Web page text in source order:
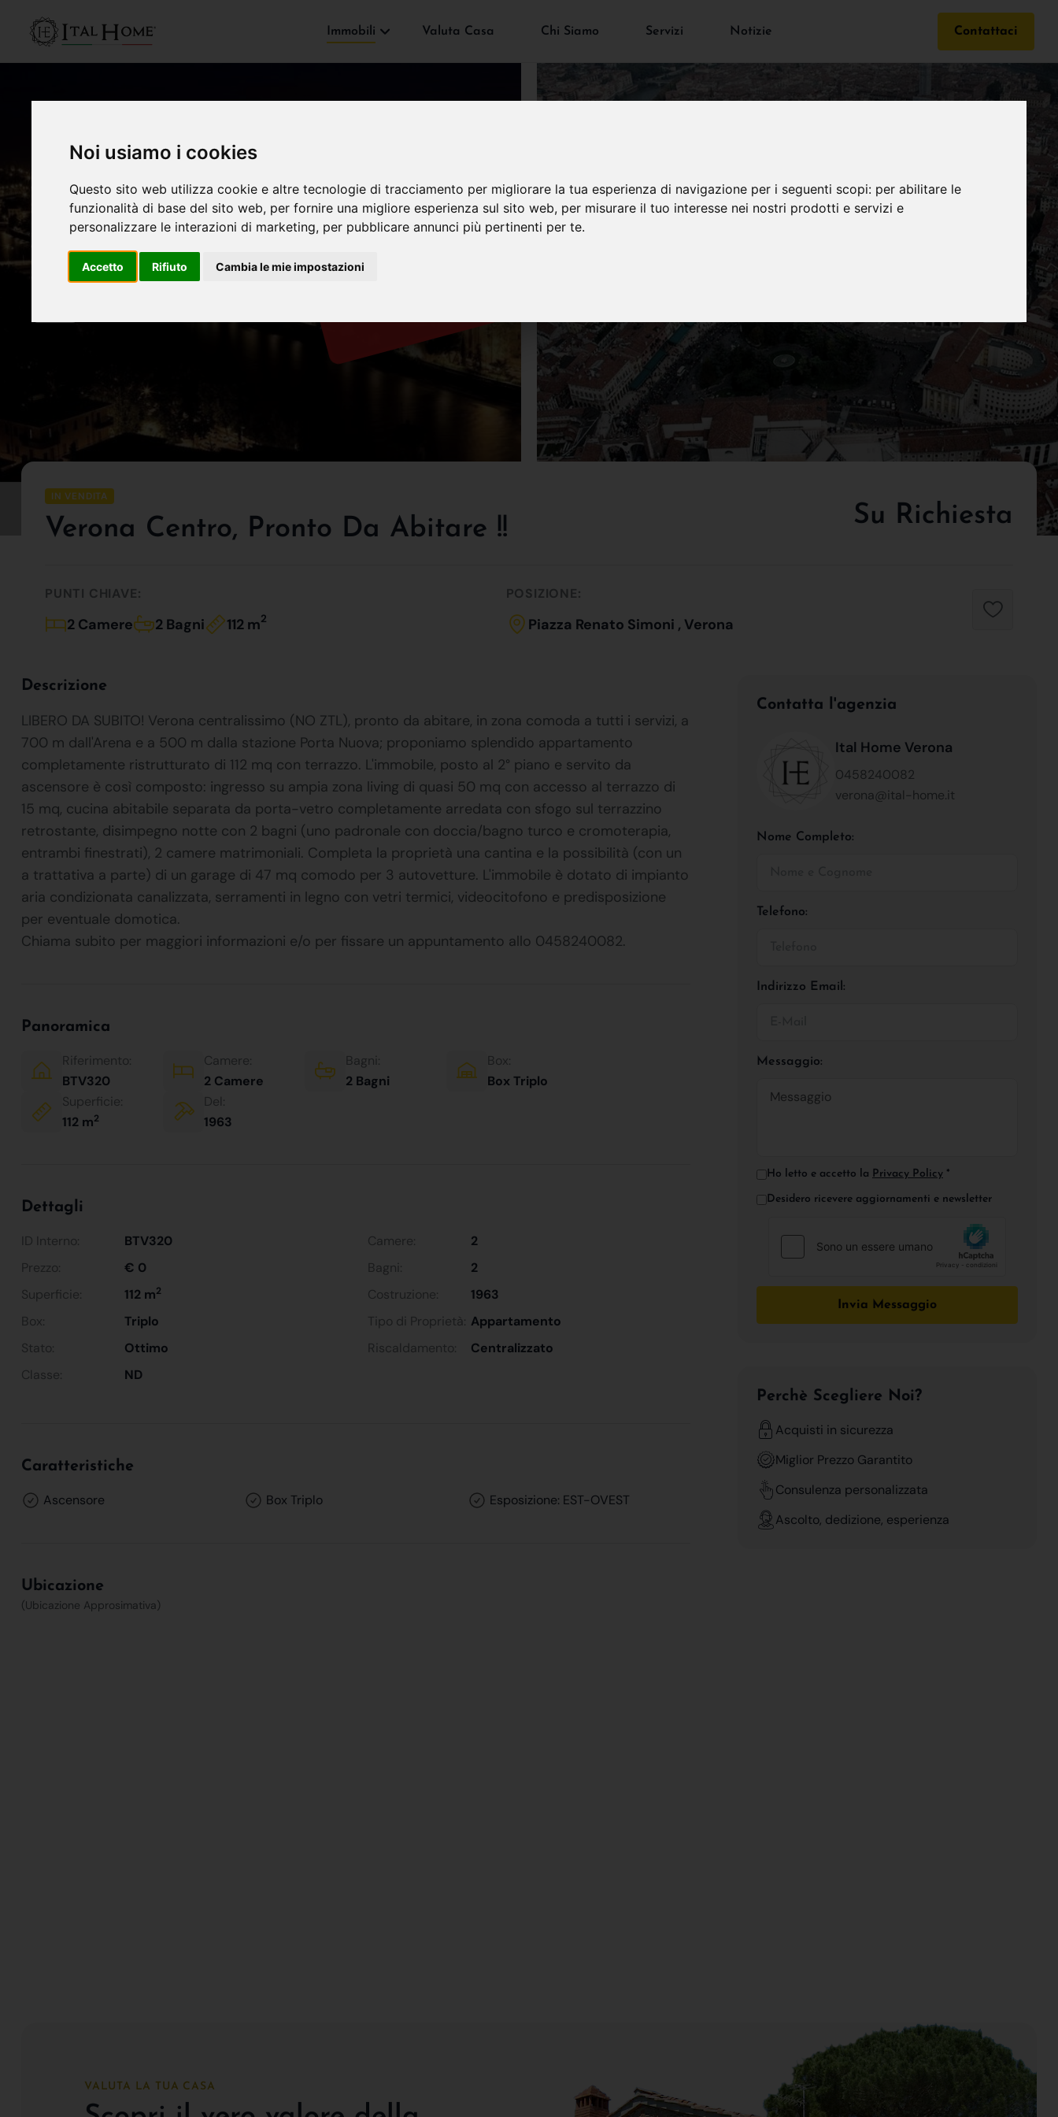
Noi usiamo i cookies
Questo sito web utilizza cookie e altre tecnologie di tracciamento per migliorare la tua esperienza di navigazione per i seguenti scopi: per abilitare le
funzionalità di base del sito web, per fornire una migliore esperienza sul sito web, per misurare il tuo interesse nei nostri prodotti e servizi e
personalizzare le interazioni di marketing, per pubblicare annunci più pertinenti per te.
Accetto Rifiuto Cambia le mie impostazioni
Immobili Valuta Casa Chi Siamo Servizi Notizie Contattaci
VENDUTO
IN VENDITA
Verona Centro, Pronto Da Abitare !! Su Richiesta
PUNTI CHIAVE:
2 Camere 2 Bagni 112 m2
POSIZIONE:
Piazza Renato Simoni , Verona
Descrizione
LIBERO DA SUBITO! Verona centralissimo (NO ZTL), pronto da abitare, in zona comoda a tutti i servizi, a
700 m dall'Arena e a 500 m dalla stazione Porta Nuova; proponiamo splendido appartamento
completamente ristrutturato di 112 mq con terrazzo. L'immobile, posto al 2° piano e servito da
ascensore è così composto: ingresso su ampia zona living di quasi 50 mq con accesso al terrazzo di
15 mq, cucina abitabile separata da porta-vetro completamente arredata con sfogo sul terrazzino
retrostante, disimpegno notte con 2 bagni (uno padronale con doccia/bagno turco e cromoterapia,
entrambi finestrati), 2 camere matrimoniali. Completa la proprietà una cantina e la possibilità (con un
a trattativa a parte) di un garage di 47 mq comodo per 3 autovetture. L'immobile è dotato di impianto
aria condizionata canalizzata, serramenti in legno con vetri termici, videocitofono e predisposizione
per eventuale domotica.
Chiama subito per maggiori informazioni e/o per fissare un appuntamento allo 0458240082.
Panoramica
Riferimento:
BTV320
Camere:
2 Camere
Bagni:
2 Bagni
Box:
Box Triplo
Superficie:
112 m2
Del:
1963
Dettagli
ID Interno: BTV320 Camere:
2
Prezzo:
€ 0 Bagni:
2
Superficie:
112 m2 Costruzione:
1963
Box:
Triplo Tipo di Proprietà: Appartamento
Stato:
Ottimo Riscaldamento:
Centralizzato
Classe:
ND
Caratteristiche
Ascensore Box Triplo Esposizione: EST-OVEST
Ubicazione
(Ubicazione Approsimativa)
Contatta l'agenzia
Ital Home Verona
0458240082
verona@ital-home.it
Nome Completo:
Telefono:
Indirizzo Email:
Messaggio:
Ho letto e accetto la Privacy Policy *
Desidero ricevere aggiornamenti e newsletter
Invia Messaggio
Perchè Scegliere Noi?
Acquisti in sicurezza
Miglior Prezzo Garantito
Consulenza personalizzata
Ascolto, dedizione, esperienza
VALUTA LA TUA CASA